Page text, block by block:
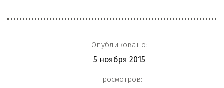
Опубликовано:
5 ноября 2015
Просмотров: